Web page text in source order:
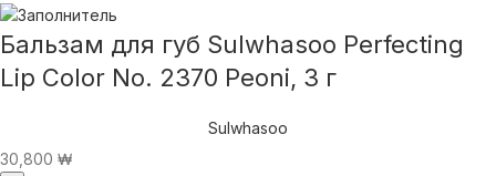
Бальзам для губ Sulwhasoo Perfecting
Lip Color No. 2370 Peoni, 3 г
Sulwhasoo
30,800 ₩